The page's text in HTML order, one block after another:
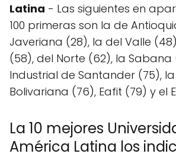
Latina - Las siguientes en
100 primeras son la de
Javeriana (28), la del Valle
(58), del Norte (62), la Sabana
Industrial de Santander (75),
Bolivariana (76), Eafit (79) y el
La 10 mejores
América Latina los